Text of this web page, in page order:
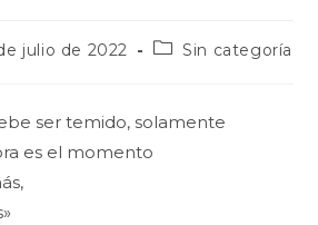
julio de 2022
Categoría
Sin categoría
ser temido, solamente
es el momento
menos»